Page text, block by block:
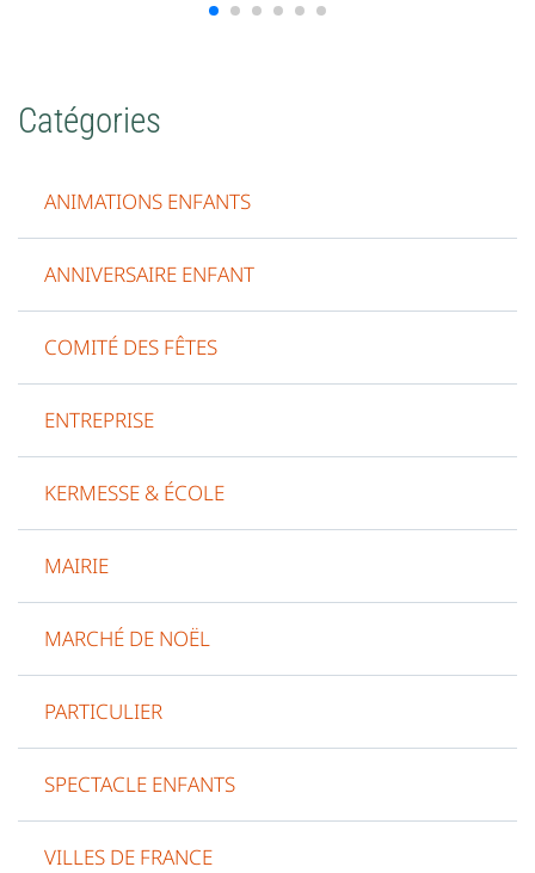
Catégories
ANIMATIONS ENFANTS
ANNIVERSAIRE ENFANT
COMITÉ DES FÊTES
ENTREPRISE
KERMESSE & ÉCOLE
MAIRIE
MARCHÉ DE NOËL
PARTICULIER
SPECTACLE ENFANTS
VILLES DE FRANCE